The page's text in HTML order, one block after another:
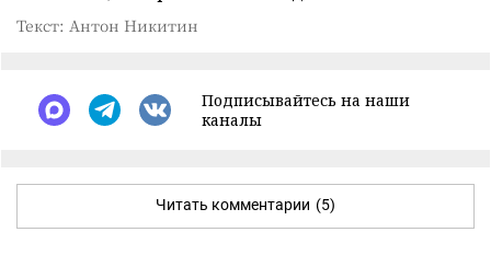
Текст: Антон Никитин
Подписывайтесь на наши
каналы
Читать комментарии (5)